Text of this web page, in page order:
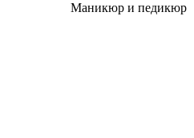
Маникюр и педикюр